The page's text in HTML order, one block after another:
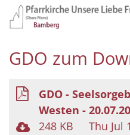
Zum Inhalt springen
GDO zum
GDO -
Westen -
248 KB
Thu Jul